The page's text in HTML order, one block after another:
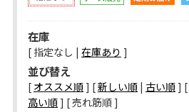
在庫
[ 指定なし | 在庫あり ]
並び替え
[ オススメ順] [新しい順| 古い順] [
高い順] [ 売れ筋順 ]